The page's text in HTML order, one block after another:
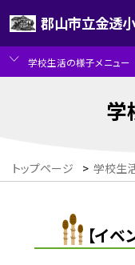
郡山市立金透
学校生活の様子メニュー
学
トップページ > 学校生
【イ